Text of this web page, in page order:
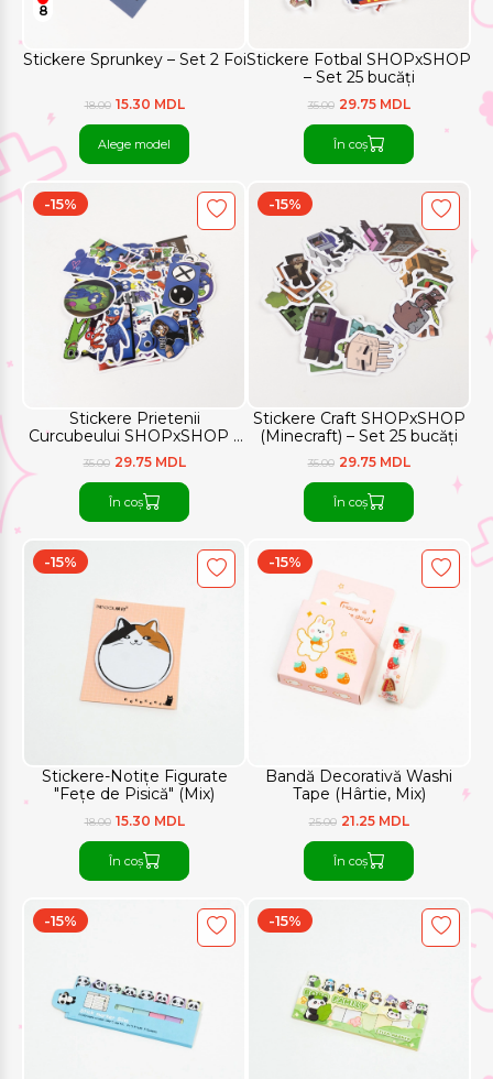
Stickere Sprunkey – Set 2 Foi
8
18.00 15.30 MDL
Alege model
Stickere Fotbal SHOPxSHOP
– Set 25 bucăți
35.00 29.75 MDL
În coș
Stickere Prietenii
Curcubeului SHOPxSHOP –
Set 25 bucăți
-15%
35.00 29.75 MDL
În coș
Stickere Craft SHOPxSHOP
(Minecraft) – Set 25 bucăți
-15%
35.00 29.75 MDL
În coș
Stickere-Notițe Figurate
"Fețe de Pisică" (Mix)
-15%
18.00 15.30 MDL
În coș
Bandă Decorativă Washi
Tape (Hârtie, Mix)
-15%
25.00 21.25 MDL
În coș
-15% -15%